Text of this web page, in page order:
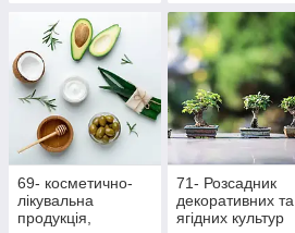
69- косметично-
лікувальна
продукція,
71- Розсадник
декоративних та
ягідних культур